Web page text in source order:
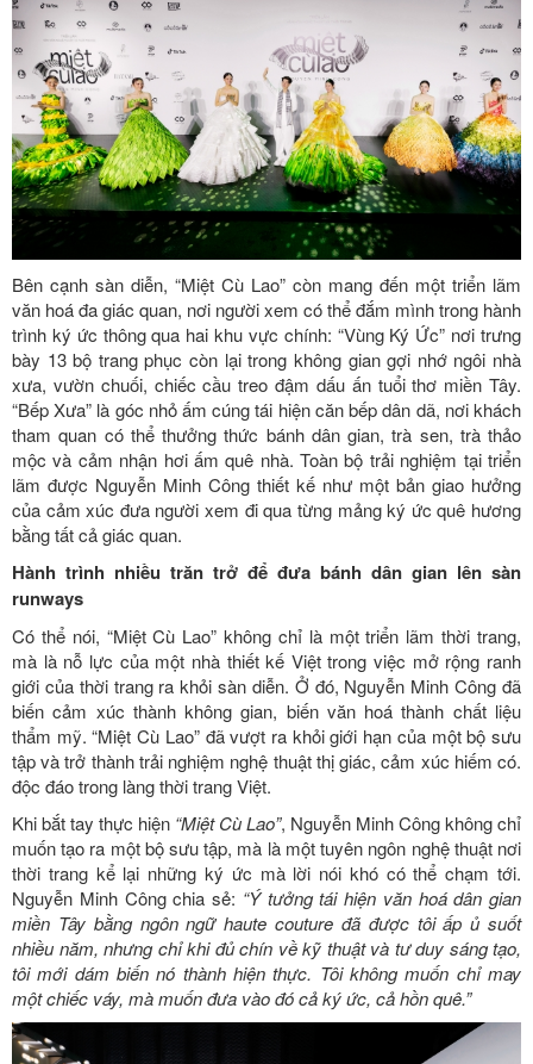
Bên cạnh sàn diễn, “Miệt Cù Lao” còn mang đến một triển lãm
văn hoá đa giác quan, nơi người xem có thể đắm mình trong hành
trình ký ức thông qua hai khu vực chính: “Vùng Ký Ức” nơi trưng
bày 13 bộ trang phục còn lại trong không gian gợi nhớ ngôi nhà
xưa, vườn chuối, chiếc cầu treo đậm dấu ấn tuổi thơ miền Tây.
“Bếp Xưa” là góc nhỏ ấm cúng tái hiện căn bếp dân dã, nơi khách
tham quan có thể thưởng thức bánh dân gian, trà sen, trà thảo
mộc và cảm nhận hơi ấm quê nhà. Toàn bộ trải nghiệm tại triển
lãm được Nguyễn Minh Công thiết kế như một bản giao hưởng
của cảm xúc đưa người xem đi qua từng mảng ký ức quê hương
bằng tất cả giác quan.
Hành trình nhiều trăn trở để đưa bánh dân gian lên sàn
runways
Có thể nói, “Miệt Cù Lao” không chỉ là một triển lãm thời trang,
mà là nỗ lực của một nhà thiết kế Việt trong việc mở rộng ranh
giới của thời trang ra khỏi sàn diễn. Ở đó, Nguyễn Minh Công đã
biến cảm xúc thành không gian, biến văn hoá thành chất liệu
thẩm mỹ. “Miệt Cù Lao” đã vượt ra khỏi giới hạn của một bộ sưu
tập và trở thành trải nghiệm nghệ thuật thị giác, cảm xúc hiếm có.
độc đáo trong làng thời trang Việt.
Khi bắt tay thực hiện “Miệt Cù Lao”, Nguyễn Minh Công không chỉ
muốn tạo ra một bộ sưu tập, mà là một tuyên ngôn nghệ thuật nơi
thời trang kể lại những ký ức mà lời nói khó có thể chạm tới.
Nguyễn Minh Công chia sẻ: “Ý tưởng tái hiện văn hoá dân gian
miền Tây bằng ngôn ngữ haute couture đã được tôi ấp ủ suốt
nhiều năm, nhưng chỉ khi đủ chín về kỹ thuật và tư duy sáng tạo,
tôi mới dám biến nó thành hiện thực. Tôi không muốn chỉ may
một chiếc váy, mà muốn đưa vào đó cả ký ức, cả hồn quê.”